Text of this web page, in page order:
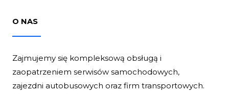
O NAS
Zajmujemy się kompleksową obsługą i
zaopatrzeniem serwisów samochodowych,
zajezdni autobusowych oraz firm transportowych.